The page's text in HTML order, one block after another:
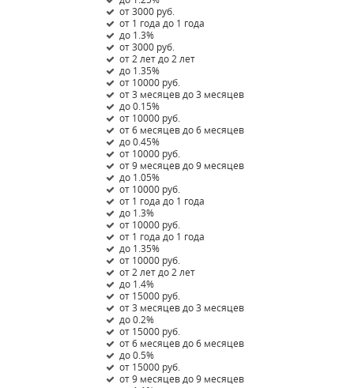
от 3000 руб.
от 1 года до 1 года
до 1.3%
от 3000 руб.
от 2 лет до 2 лет
до 1.35%
от 10000 руб.
от 3 месяцев до 3 месяцев
до 0.15%
от 10000 руб.
от 6 месяцев до 6 месяцев
до 0.45%
от 10000 руб.
от 9 месяцев до 9 месяцев
до 1.05%
от 10000 руб.
от 1 года до 1 года
до 1.3%
от 10000 руб.
от 1 года до 1 года
до 1.35%
от 10000 руб.
от 2 лет до 2 лет
до 1.4%
от 15000 руб.
от 3 месяцев до 3 месяцев
до 0.2%
от 15000 руб.
от 6 месяцев до 6 месяцев
до 0.5%
от 15000 руб.
от 9 месяцев до 9 месяцев